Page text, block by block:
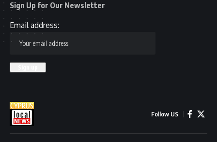
Sign Up for Our Newsletter
Email address:
Follow US